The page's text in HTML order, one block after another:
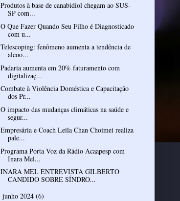
Produtos à base de canabidiol chegam ao SUS-
SP com...
O Que Fazer Quando Seu Filho é Diagnosticado
com u...
Telescoping: fenômeno aumenta a tendência de
alcoo...
Padaria aumenta em 20% faturamento com
digitalizaç...
Combate à Violência Doméstica e Capacitação
dos Pr...
O impacto das mudanças climáticas na saúde e
segur...
Empresária e Coach Leila Chan Choimei realiza
pale...
Programa Porta Voz da Rádio Acaapesp com
Inara Mel...
INARA MEL ENTREVISTA GILBERTO
CANDIDO SOBRE SÍNDRO...
junho 2024 (6)